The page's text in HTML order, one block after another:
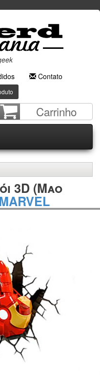
Contato
Carrinho
de ferro)
3D (Mao